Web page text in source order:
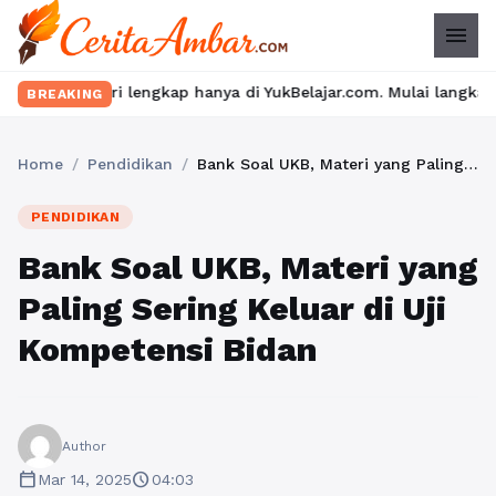
menu
BREAKING
hanya di YukBelajar.com. Mulai langkah suksesmu
Home / Pendidikan / Bank Soal UKB, Materi yang Paling Sering Keluar di Uji Kompetensi Bidan
PENDIDIKAN
Bank Soal UKB, Materi yang
Paling Sering Keluar di Uji
Kompetensi Bidan
Author
calendar_todayMar 14, 2025schedule04:03